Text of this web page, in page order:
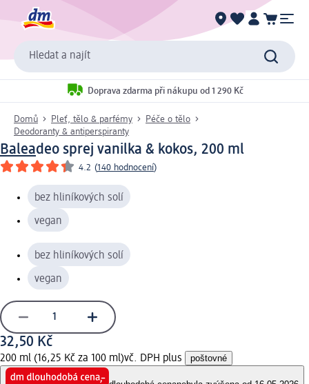
Hledat a najít
Doprava zdarma při nákupu od 1 290 Kč
Domů Pleť, tělo & parfémy
Péče o tělo
Deodoranty & antiperspiranty
Baleadeo sprej vanilka & kokos, 200 ml
4.2 (140 hodnocení)
bez hliníkových solí
vegan
bez hliníkových solí
vegan
32,50 Kč
200 ml (16,25 Kč za 100 ml)vč. DPH plus poštovné